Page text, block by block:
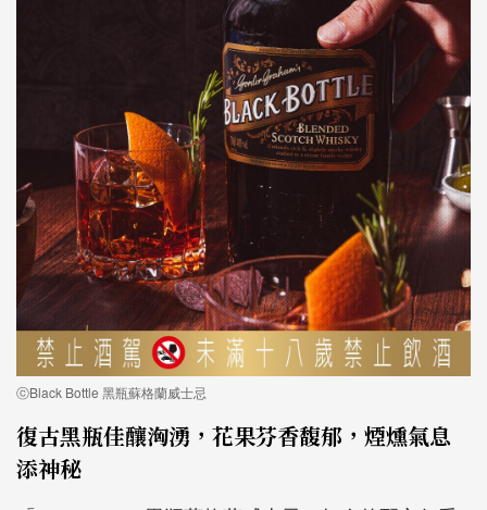
ⓒBlack Bottle 黑瓶蘇格蘭威士忌
復古黑瓶佳釀洶湧，花果芬香馥郁，煙燻氣息
添神秘